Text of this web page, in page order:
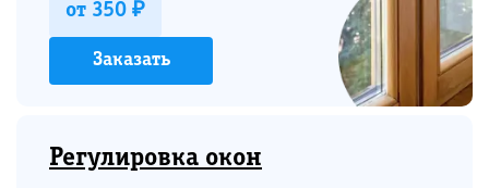
от 350 ₽
Заказать
Регулировка окон